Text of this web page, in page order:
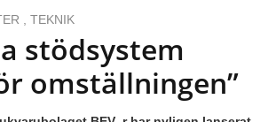
TEKNIK
stödsystem
omställningen”